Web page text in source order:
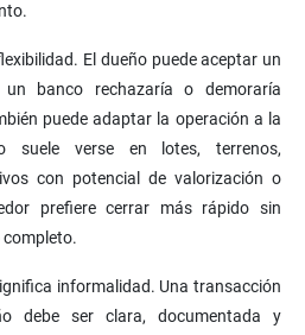
El dueño puede aceptar un
banco rechazaría o demoraría
puede adaptar la operación a la
suele verse en lotes, terrenos,
con potencial de valorización o
prefiere cerrar más rápido sin
completo.
informalidad. Una transacción
debe ser clara, documentada y